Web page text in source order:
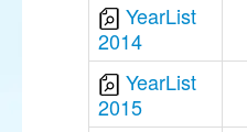
YearList
2014
YearList
2015